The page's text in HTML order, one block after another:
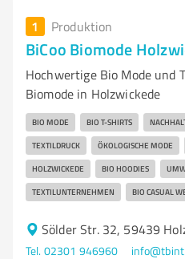
1 Produktion
BiCoo Biomode
Hochwertige Bio Mode und
Biomode in Holzwickede
BIO MODE BIO T-SHIRTS
TEXTILDRUCK ÖKOLOGISCHE MODE
HOLZWICKEDE BIO HOODIES
TEXTILUNTERNEHMEN BIO CASUAL
Sölder Str. 32, 59439
Tel. 02301 946960